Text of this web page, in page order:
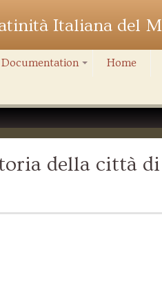
Italiana del
Documentation Home
della città di